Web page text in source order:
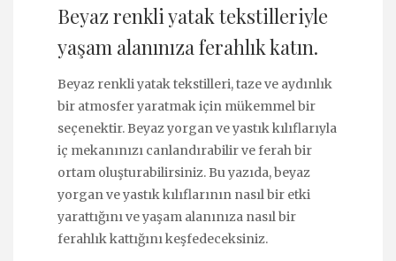
Beyaz renkli yatak tekstilleriyle
yaşam alanınıza ferahlık katın.
Beyaz renkli yatak tekstilleri, taze ve aydınlık
bir atmosfer yaratmak için mükemmel bir
seçenektir. Beyaz yorgan ve yastık kılıflarıyla
iç mekanınızı canlandırabilir ve ferah bir
ortam oluşturabilirsiniz. Bu yazıda, beyaz
yorgan ve yastık kılıflarının nasıl bir etki
yarattığını ve yaşam alanınıza nasıl bir
ferahlık kattığını keşfedeceksiniz.